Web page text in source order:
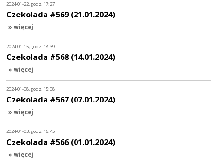
2024-01-22, godz. 17:27
Czekolada #569 (21.01.2024)
» więcej
2024-01-15, godz. 18:39
Czekolada #568 (14.01.2024)
» więcej
2024-01-08, godz. 15:08
Czekolada #567 (07.01.2024)
» więcej
2024-01-03, godz. 16:45
Czekolada #566 (01.01.2024)
» więcej